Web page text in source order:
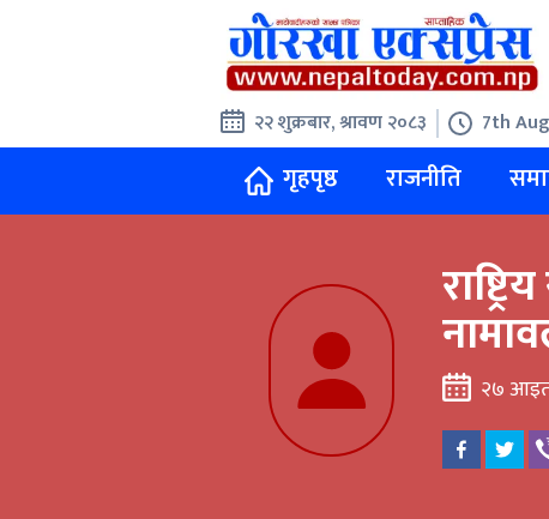
२२ शुक्रबार, श्रावण २०८३ 7th
गृहपृष्ठ राजनीति
२७